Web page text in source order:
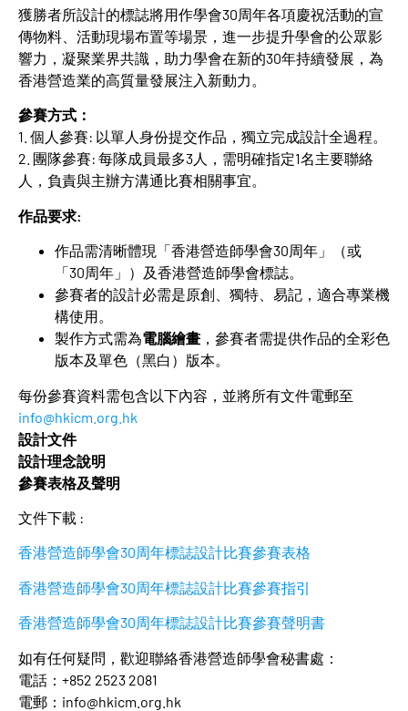
獲勝者所設計的標誌將用作學會30周年各項慶祝活動的宣
傳物料、活動現場布置等場景，進一步提升學會的公眾影
響力，凝聚業界共識，助力學會在新的30年持續發展，為
香港營造業的高質量發展注入新動力。
參賽方式：
1. 個人參賽: 以單人身份提交作品，獨立完成設計全過程。
2. 團隊參賽: 每隊成員最多3人，需明確指定1名主要聯絡
人，負責與主辦方溝通比賽相關事宜。
作品要求:
作品需清晰體現「香港營造師學會30周年」（或
「30周年」）及香港營造師學會標誌。
參賽者的設計必需是原創、獨特、易記，適合專業機
構使用。
製作方式需為電腦繪畫 ，參賽者需提供作品的全彩色
版本及單色（黑白）版本。
每份參賽資料需包含以下內容，並將所有文件電郵至
info@hkicm.org.hk
設計文件
設計理念說明
參賽表格及聲明
文件下載 :
香港營造師學會30周年標誌設計比賽參賽表格
香港營造師學會30周年標誌設計比賽參賽指引
香港營造師學會30周年標誌設計比賽參賽聲明書
如有任何疑問，歡迎聯絡香港營造師學會秘書處：
電話：+852 2523 2081
電郵：info@hkicm.org.hk